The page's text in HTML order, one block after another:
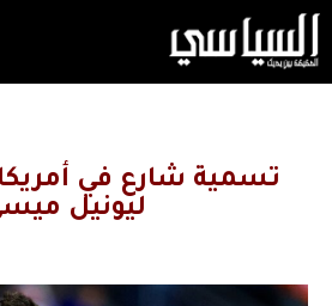
تسمية شارع في
ليونيل